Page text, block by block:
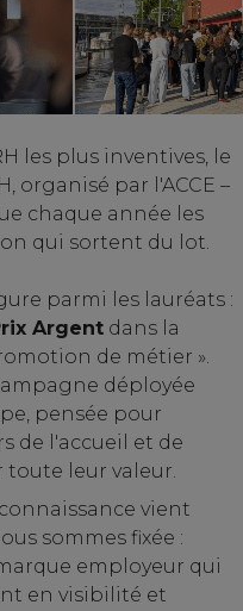
les plus inventives, le
organisé par l'ACCE –
chaque année les
qui sortent du lot.
parmi les lauréats :
Argent dans la
de métier ».
déployée
pensée pour
de l'accueil et de
leur valeur.
vient
sommes fixée :
employeur qui
en visibilité et